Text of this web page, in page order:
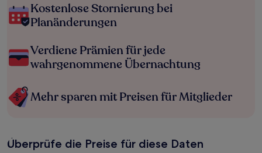
Kostenlose Stornierung bei
Planänderungen
Verdiene Prämien für jede
wahrgenommene Übernachtung
Mehr sparen mit Preisen für Mitglieder
Überprüfe die Preise für diese Daten